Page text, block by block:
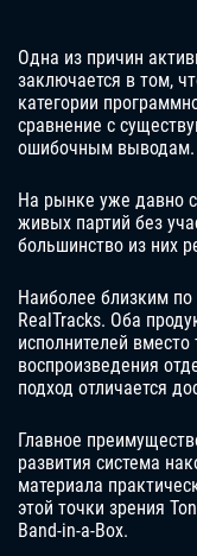
Одна из причин
заключается в том,
категории
сравнение с
ошибочным выводам.
На рынке уже давно
живых партий без
большинство из них
Наиболее близким
RealTracks. Оба
исполнителей вместо
воспроизведения
подход отличается
Главное
развития система
материала
этой точки зрения
Band-in-a-Box.